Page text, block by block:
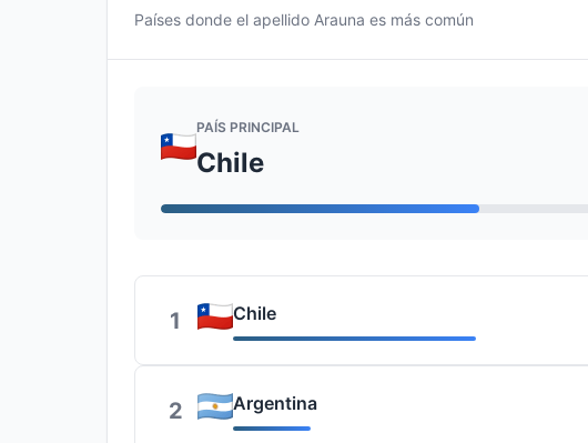
Países donde el apellido Arauna es más común
PAÍS PRINCIPAL
Chile
1 Chile
2 Argentina